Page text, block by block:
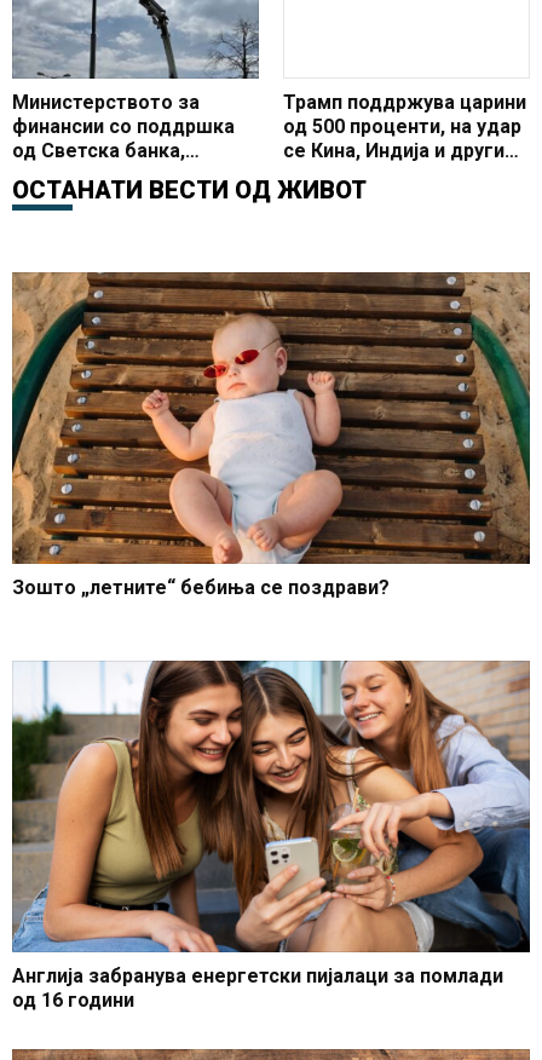
Министерството за
финансии со поддршка
од Светска банка,
инвестира во енергетска
ефикасност и модерно
Трамп поддржува царини
од 500 проценти, на удар
се Кина, Индија и други
земји
ОСТАНАТИ ВЕСТИ ОД ЖИВОТ
Зошто „летните“ бебиња се поздрави?
Англија забранува енергетски пијалаци за помлади
од 16 години